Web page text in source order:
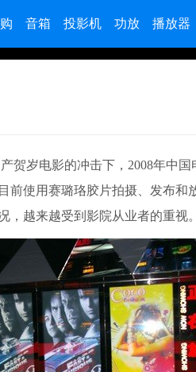
音箱 投影机 功放 播放器
贺岁电影的冲击下，2008年中国
使用赛璐珞胶片拍摄、发布和
越来越受到影院从业者的重视。